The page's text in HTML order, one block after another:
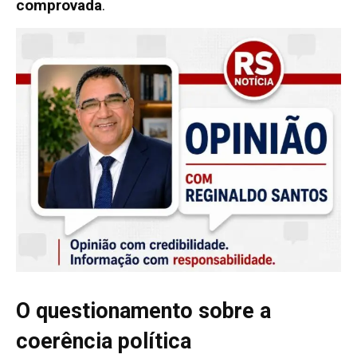
comprovada.
O questionamento sobre a
coerência política